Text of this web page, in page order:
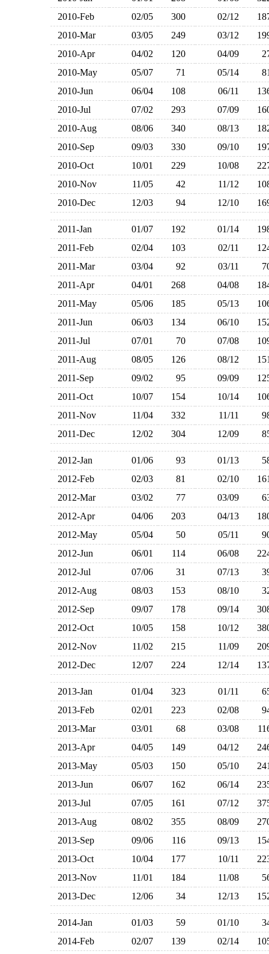
2010-Feb
02/05 300 02/12
2010-Mar
03/05 249 03/12
2010-Apr
04/02 120 04/09
2010-May
05/07 71 05/14
2010-Jun
06/04 108 06/11
2010-Jul
07/02 293 07/09
2010-Aug
08/06 340 08/13
2010-Sep
09/03 330 09/10
2010-Oct
10/01 229 10/08
2010-Nov
11/05 42 11/12
2010-Dec
12/03 94 12/10
2011-Jan 01/07 192 01/14
2011-Feb
02/04 103 02/11
2011-Mar
03/04 92 03/11
2011-Apr
04/01 268 04/08
2011-May
05/06 185 05/13
2011-Jun
06/03 134 06/10
2011-Jul
07/01 70 07/08
2011-Aug
08/05 126 08/12
2011-Sep
09/02 95 09/09
2011-Oct
10/07 154 10/14
2011-Nov
11/04 332 11/11
2011-Dec
12/02 304 12/09
2012-Jan 01/06 93 01/13
2012-Feb
02/03 81 02/10
2012-Mar
03/02 77 03/09
2012-Apr
04/06 203 04/13
2012-May
05/04 50 05/11
2012-Jun
06/01 114 06/08
2012-Jul
07/06 31 07/13
2012-Aug
08/03 153 08/10
2012-Sep
09/07 178 09/14
2012-Oct
10/05 158 10/12
2012-Nov
11/02 215 11/09
2012-Dec
12/07 224 12/14
2013-Jan 01/04 323 01/11
2013-Feb
02/01 223 02/08
2013-Mar
03/01 68 03/08
2013-Apr
04/05 149 04/12
2013-May
05/03 150 05/10
2013-Jun
06/07 162 06/14
2013-Jul
07/05 161 07/12
2013-Aug
08/02 355 08/09
2013-Sep
09/06 116 09/13
2013-Oct
10/04 177 10/11
2013-Nov
11/01 184 11/08
2013-Dec
12/06 34 12/13
2014-Jan 01/03 59 01/10
2014-Feb
02/07 139 02/14